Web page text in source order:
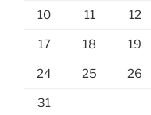
10 11 12
17 18 19
24 25 26
31